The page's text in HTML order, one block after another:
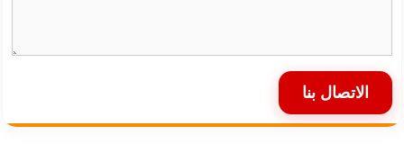
الاتصال بنا